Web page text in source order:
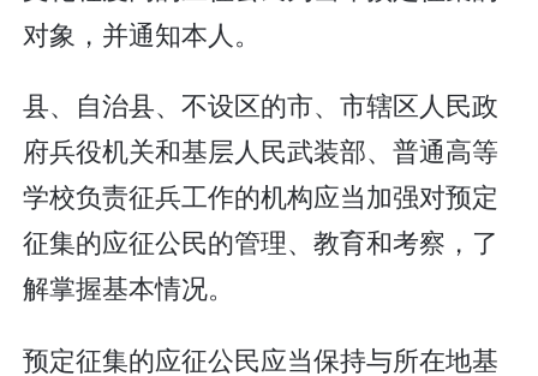
对象，并通知本人。
县、自治县、不设区的市、市辖区人民政
府兵役机关和基层人民武装部、普通高等
学校负责征兵工作的机构应当加强对预定
征集的应征公民的管理、教育和考察，了
解掌握基本情况。
预定征集的应征公民应当保持与所在地基